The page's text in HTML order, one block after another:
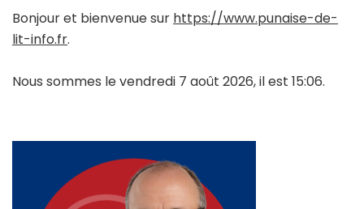
Bonjour et bienvenue sur https://www.punaise-de-
lit-info.fr.
Nous sommes le vendredi 7 août 2026, il est 15:06.